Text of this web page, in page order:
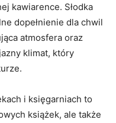
kawiarence. Słodka
dopełnienie dla chwil
atmosfera oraz
klimat,⁤ który
i księgarniach ​to
książek, ale także